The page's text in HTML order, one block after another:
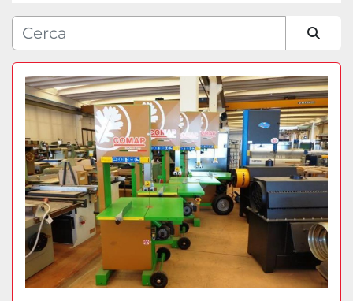
Produttore
Modello
Ordina per